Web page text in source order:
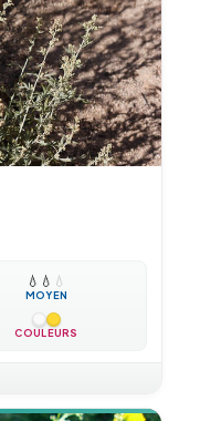
💧 💧 💧
MOYEN
COULEURS